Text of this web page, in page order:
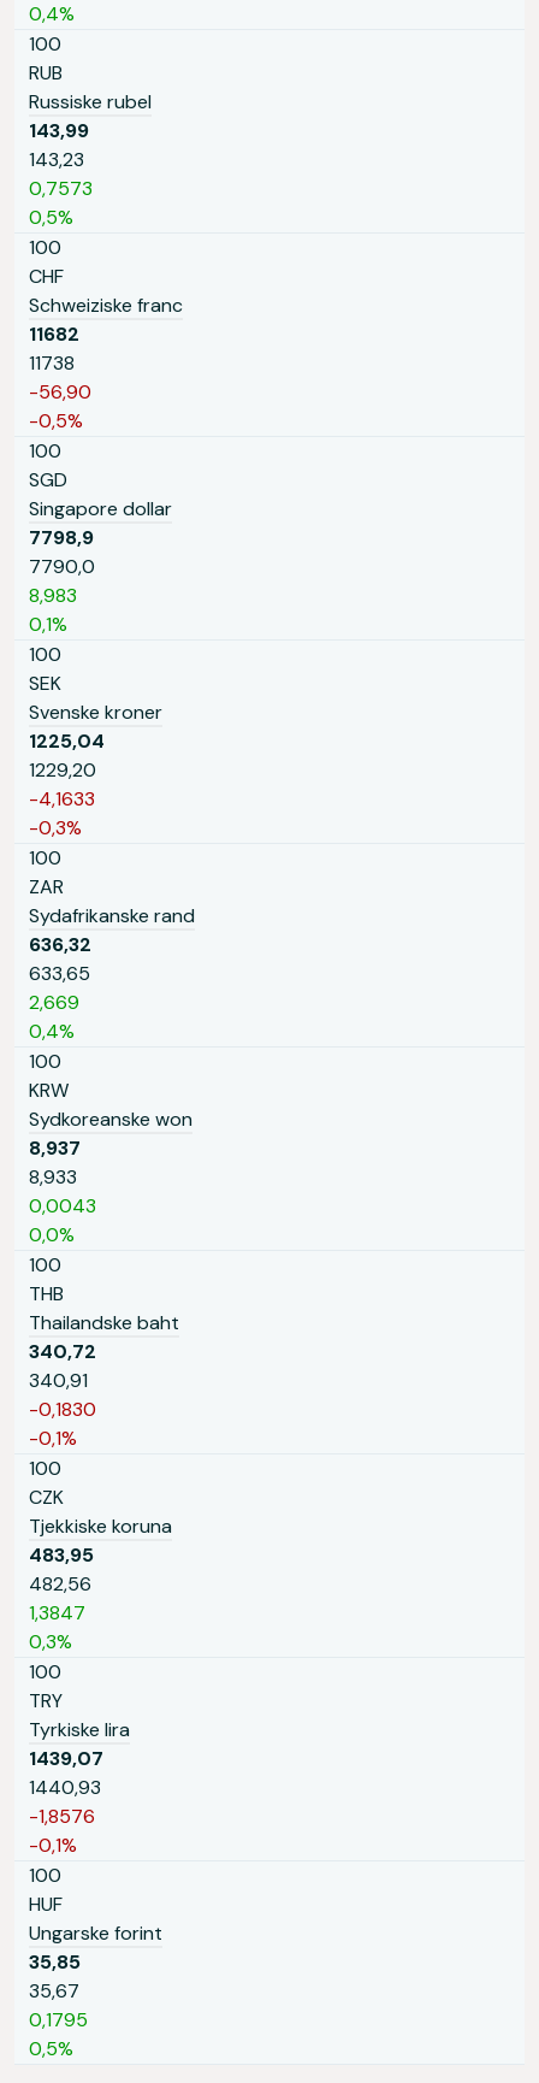
0,4%
100
RUB
Russiske rubel
143,99
143,23
0,7573
0,5%
100
CHF
Schweiziske franc
11682
11738
-56,90
-0,5%
100
SGD
Singapore dollar
7798,9
7790,0
8,983
0,1%
100
SEK
Svenske kroner
1225,04
1229,20
-4,1633
-0,3%
100
ZAR
Sydafrikanske rand
636,32
633,65
2,669
0,4%
100
KRW
Sydkoreanske won
8,937
8,933
0,0043
0,0%
100
THB
Thailandske baht
340,72
340,91
-0,1830
-0,1%
100
CZK
Tjekkiske koruna
483,95
482,56
1,3847
0,3%
100
TRY
Tyrkiske lira
1439,07
1440,93
-1,8576
-0,1%
100
HUF
Ungarske forint
35,85
35,67
0,1795
0,5%